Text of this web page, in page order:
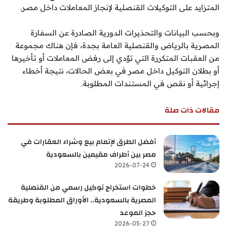
المتزايد على التوكيلات القنصلية لإنجاز المعاملات داخل مصر.
وبحسب البيانات والتحذيرات الدورية الصادرة عن السفارة
المصرية بالرياض والقنصلية العامة بجدة، فإن هناك مجموعة
من العقبات المتكررة التي تؤدي إلى رفض المعاملات أو تأخيرها
أو بطلان التوكيل داخل مصر في بعض الحالات، نتيجة أخطاء
إجرائية أو نقص في المستندات المطلوبة.
مقالات ذات صلة
أفضل الطرق لإتمام بيع وشراء العقارات في
مصر بين أطراف مقيمين بالسعودية
2026-07-24
خطوات استخراج توكيل رسمي من القنصلية
المصرية بالسعودية.. الأوراق المطلوبة وطريقة
حجز الموعد
2026-05-27